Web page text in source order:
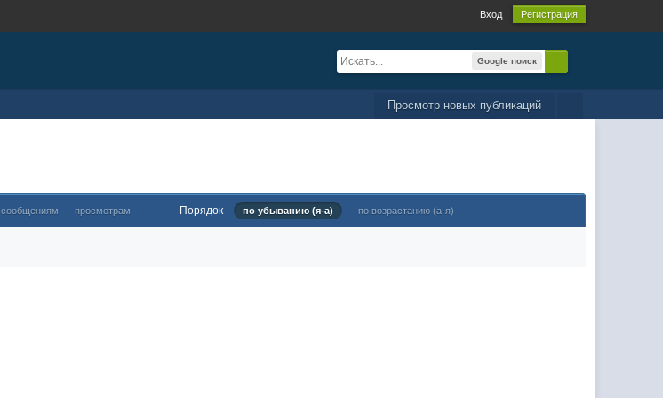
Вход Регистрация
Google поиск
Просмотр новых публикаций
сообщениям просмотрам Порядок по убыванию (я-а) по возрастанию (а-я)